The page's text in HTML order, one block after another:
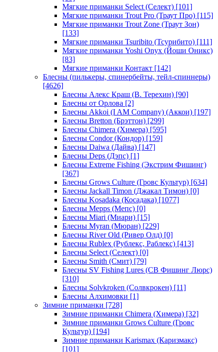
Мягкие приманки Select (Селект) [101]
Мягкие приманки Trout Pro (Траут Про) [115]
Мягкие приманки Trout Zone (Траут Зон)
[133]
Мягкие приманки Tsuribito (Тсурибито) [111]
Мягкие приманки Yoshi Onyx (Йоши Оникс)
[83]
Мягкие приманки Контакт [142]
Блесны (пилькеры, спинербейты, тейл-спиннеры)
[4626]
Блесны Алекс Краш (В. Терехин) [90]
Блесны от Орлова [2]
Блесны Akkoi (I AM Company) (Аккои) [197]
Блесны Bretton (Брэттон) [299]
Блесны Chimera (Химера) [595]
Блесны Condor (Кондор) [159]
Блесны Daiwa (Дайва) [147]
Блесны Deps (Дэпс) [1]
Блесны Extreme Fishing (Экстрим Фишинг)
[367]
Блесны Grows Culture (Гровс Культур) [634]
Блесны Jackall Timon (Джакал Тимон) [0]
Блесны Kosadaka (Косадака) [1077]
Блесны Mepps (Мепс) [0]
Блесны Miari (Миари) [15]
Блесны Myran (Мюран) [229]
Блесны River Old (Ривер Олд) [0]
Блесны Rublex (Рублекс, Раблекс) [413]
Блесны Select (Селект) [0]
Блесны Smith (Смит) [79]
Блесны SV Fishing Lures (СВ Фишинг Люрс)
[310]
Блесны Solvkroken (Солвкрокен) [11]
Блесны Алхимовки [1]
Зимние приманки [728]
Зимние приманки Chimera (Химера) [32]
Зимние приманки Grows Culture (Гровс
Культур) [194]
Зимние приманки Karismax (Каризмакс)
[101]